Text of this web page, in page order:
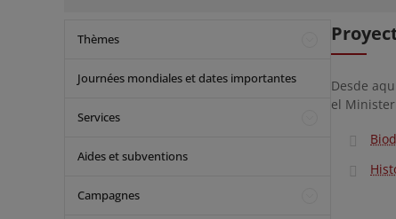
Thèmes
Journées mondiales et dates importantes
Services
Aides et subventions
Campagnes
Desde
el